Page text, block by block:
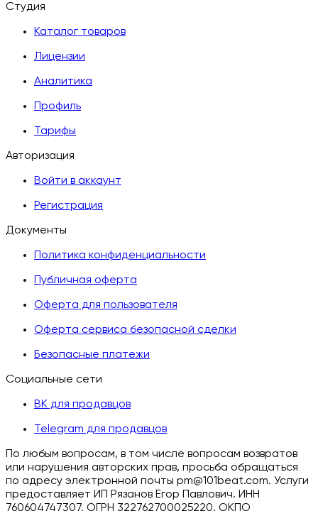
Студия
Каталог товаров
Лицензии
Аналитика
Профиль
Тарифы
Авторизация
Войти в аккаунт
Регистрация
Документы
Политика конфиденциальности
Публичная оферта
Оферта для пользователя
Оферта сервиса безопасной сделки
Безопасные платежи
Социальные сети
ВК для продавцов
Telegram для продавцов
По любым вопросам, в том числе вопросам возвратов
или нарушения авторских прав, просьба обращаться
по адресу электронной почты pm@101beat.com. Услуги
предоставляет ИП Рязанов Егор Павлович. ИНН
760604747307, ОГРН 322762700025220, ОКПО